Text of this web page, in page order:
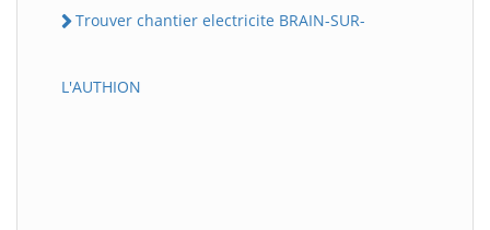
Trouver chantier electricite BRAIN-SUR-
L'AUTHION